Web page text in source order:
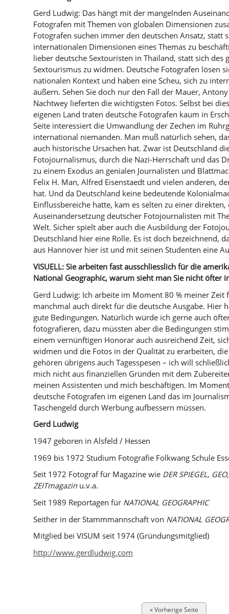
Gerd Ludwig: Das hängt mit der mangelnden
Fotografen mit Themen von globalen Dimensionen
Fotografen suchen immer den deutschen Ansatz, statt
internationalen Dimensionen eines Themas zu
lieber deutsche Sextouristen in Thailand, statt sich des
Sextourismus zu widmen. Deutsche Fotografen lösen
nationalen Kontext und haben eine Scheu, sich zu
äußern. Sehen Sie doch nur den Fall der Mauer, Antony
Nachtwey lieferten die wichtigsten Fotos. Selbst bei
eigenen Land traten deutsche Fotografen kaum in
Seite interessiert die Umwandlung der Zechen im
international niemanden. Man muß natürlich sehen,
auch historische Ursachen hat. Zwar ist Deutschland
Fotojournalismus, durch die Nazi-Herrschaft und das
zu einem Exodus an genialen Journalisten und
Felix H. Man, Alfred Eisenstaedt und vielen anderen,
hat. Und da Deutschland keine bedeutende
Einflussbereiche hatte, kam es selten zu einer
Auseinandersetzung deutscher Fotojournalisten mit
Welt. Sicher spielt aber auch die Ausbildung der
Deutschland hier eine Rolle. Es ist doch bezeichnend,
aus Hannover hier ist und mit seinen Studenten eine
VISUELL: Sie arbeiten fast ausschliesslich für die
National Geographic, warum sieht man Sie nicht öfter
Gerd Ludwig: Ich arbeite im Moment 80 % meiner Zeit
manchmal auch direkt für die deutsche Ausgabe. Hier
gute Bedingungen. Natürlich würde ich gerne auch
fotografieren, dazu müssten aber die Bedingungen
einem vernünftigen Honorar auch ausreichend Zeit,
widmen und die Fotos in der Qualität zu erarbeiten,
gehören übrigens auch Tagesspesen – ich will
mich nicht aus finanziellen Gründen mit dem
meinen Assistenten und mich beschäftigen. Im
deutsche Fotografen im eigenen Land das im
Taschengeld durch Werbung aufbessern müssen.
Gerd Ludwig
1947 geboren in Alsfeld / Hessen
1969 bis 1972 Studium Fotografie Folkwang Schule
Seit 1972 Fotograf für Magazine wie DER SPIEGEL,
ZEITmagazinu.v.a.
Seit 1989 Reportagen für NATIONAL GEOGRAPHIC
Seither in der Stammmannschaft von NATIONAL
Mitglied bei VISUM seit 1974 (Gründungsmitglied)
http://www.gerdludwig.com
« Vorherige Seite